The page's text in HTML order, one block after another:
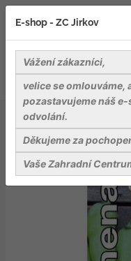
Osiva
Dobrá semena
E-shop - ZC Jirkov
Vážení zákazníci,
velice se omlouváme,
pozastavujeme náš
odvolání.
Děkujeme za
Vaše Zahradní